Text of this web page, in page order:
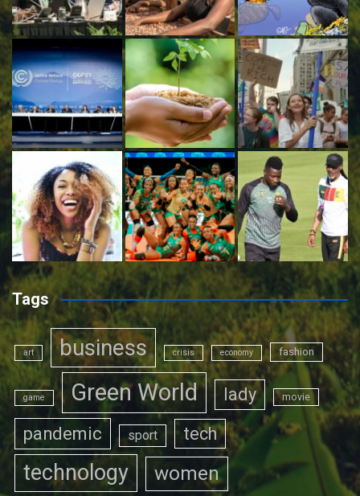
Tags
art business crisis economy fashion
game Green World lady movie
pandemic sport tech
technology women